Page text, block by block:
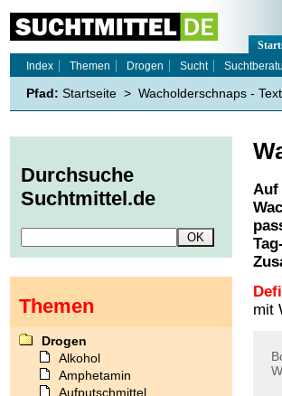
Auf
mit
Index
Themen Drogen Sucht
Pfad: Startseite > Wacholderschnaps -
Durchsuche
Suchtmittel.de
Themen
Drogen
Alkohol
Amphetamin
Aufputschmittel